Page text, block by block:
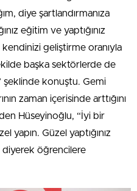
diye şartlandırmanıza
eğitim ve yaptığınız
geliştirme oranıyla
başka sektörlerde de
şeklinde konuştu. Gemi
zaman içerisinde arttığını
Hüseyinoğlu, “İyi bir
yapın. Güzel yaptığınız
diyerek öğrencilere